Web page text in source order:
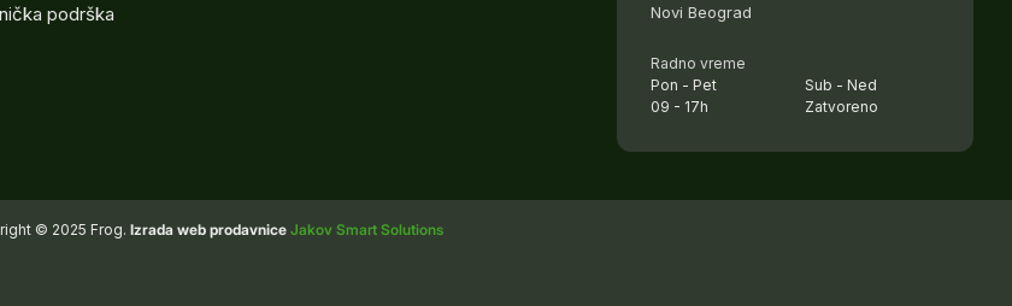
podrška
Novi Beograd
Radno vreme
Pon - Pet
09 - 17h
Sub - Ned
Zatvoreno
© 2025 Frog. Izrada web prodavnice Jakov Smart Solutions